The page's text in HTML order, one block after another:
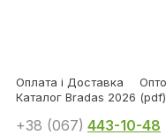
Оплата і Доставка
Каталог Bradas 2026 (pdf)
+38 (067) 443-10-48